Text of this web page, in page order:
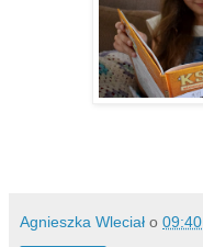
Agnieszka Wleciał o 09:40